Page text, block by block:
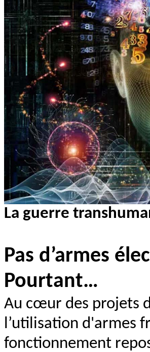
La guerre
Pas d’armes
Pourtant…
Au cœur des projets
l’utilisation d'armes
fonctionnement